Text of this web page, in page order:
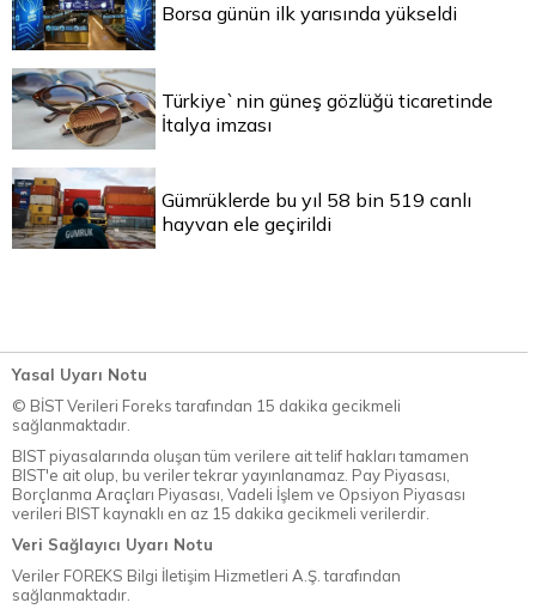
Borsa günün ilk yarısında yükseldi
Türkiye`nin güneş gözlüğü ticaretinde
İtalya imzası
Gümrüklerde bu yıl 58 bin 519 canlı
hayvan ele geçirildi
Yasal Uyarı Notu
© BİST Verileri Foreks tarafından 15 dakika gecikmeli
sağlanmaktadır.
BIST piyasalarında oluşan tüm verilere ait telif hakları tamamen
BIST'e ait olup, bu veriler tekrar yayınlanamaz. Pay Piyasası,
Borçlanma Araçları Piyasası, Vadeli İşlem ve Opsiyon Piyasası
verileri BIST kaynaklı en az 15 dakika gecikmeli verilerdir.
Veri Sağlayıcı Uyarı Notu
Veriler FOREKS Bilgi İletişim Hizmetleri A.Ş. tarafından
sağlanmaktadır.